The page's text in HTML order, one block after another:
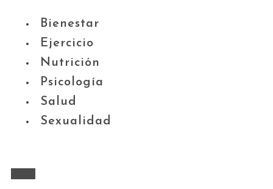
Bienestar
Ejercicio
Nutrición
Psicología
Salud
Sexualidad